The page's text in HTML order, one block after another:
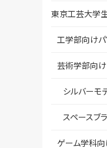
東京工芸大学
工学部向けパ
芸術学部向
シルバーモ
スペースブ
ゲーム学科向